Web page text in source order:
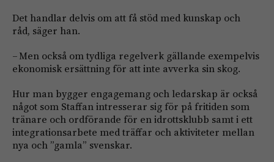
Det handlar delvis om att få stöd med kunskap och
råd, säger han.
– Men också om tydliga regelverk gällande exempelvis
ekonomisk ersättning för att inte avverka sin skog.
Hur man bygger engagemang och ledarskap är också
något som Staffan intresserar sig för på fritiden som
tränare och ordförande för en idrottsklubb samt i ett
integrationsarbete med träffar och aktiviteter mellan
nya och ”gamla” svenskar.